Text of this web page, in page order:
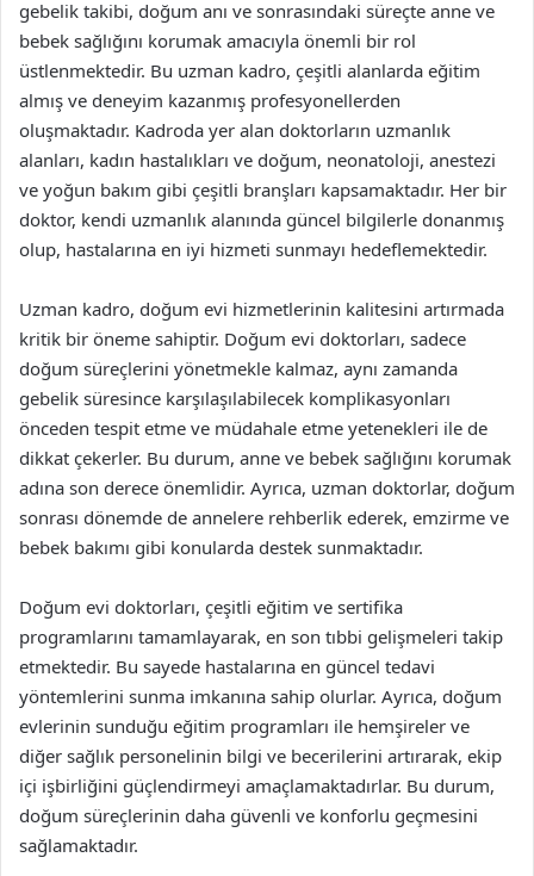
gebelik takibi, doğum anı ve sonrasındaki süreçte anne ve
bebek sağlığını korumak amacıyla önemli bir rol
üstlenmektedir. Bu uzman kadro, çeşitli alanlarda eğitim
almış ve deneyim kazanmış profesyonellerden
oluşmaktadır. Kadroda yer alan doktorların uzmanlık
alanları, kadın hastalıkları ve doğum, neonatoloji, anestezi
ve yoğun bakım gibi çeşitli branşları kapsamaktadır. Her bir
doktor, kendi uzmanlık alanında güncel bilgilerle donanmış
olup, hastalarına en iyi hizmeti sunmayı hedeflemektedir.
Uzman kadro, doğum evi hizmetlerinin kalitesini artırmada
kritik bir öneme sahiptir. Doğum evi doktorları, sadece
doğum süreçlerini yönetmekle kalmaz, aynı zamanda
gebelik süresince karşılaşılabilecek komplikasyonları
önceden tespit etme ve müdahale etme yetenekleri ile de
dikkat çekerler. Bu durum, anne ve bebek sağlığını korumak
adına son derece önemlidir. Ayrıca, uzman doktorlar, doğum
sonrası dönemde de annelere rehberlik ederek, emzirme ve
bebek bakımı gibi konularda destek sunmaktadır.
Doğum evi doktorları, çeşitli eğitim ve sertifika
programlarını tamamlayarak, en son tıbbi gelişmeleri takip
etmektedir. Bu sayede hastalarına en güncel tedavi
yöntemlerini sunma imkanına sahip olurlar. Ayrıca, doğum
evlerinin sunduğu eğitim programları ile hemşireler ve
diğer sağlık personelinin bilgi ve becerilerini artırarak, ekip
içi işbirliğini güçlendirmeyi amaçlamaktadırlar. Bu durum,
doğum süreçlerinin daha güvenli ve konforlu geçmesini
sağlamaktadır.